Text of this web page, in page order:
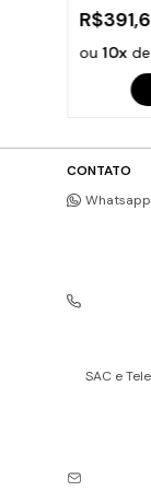
ou10x de
CONTATO
SAC e